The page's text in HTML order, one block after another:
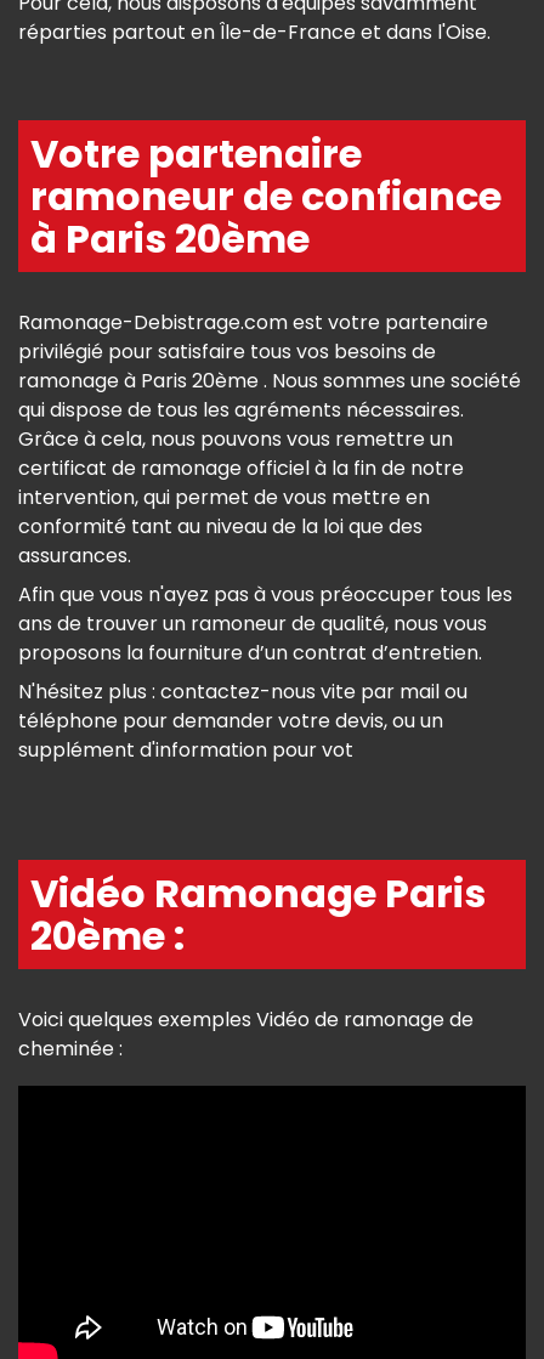
réparties partout en Île-de-France et dans l'Oise.
Votre partenaire
ramoneur de confiance
à Paris 20ème
Ramonage-Debistrage.com est votre partenaire
privilégié pour satisfaire tous vos besoins de
ramonage à Paris 20ème . Nous sommes une société
qui dispose de tous les agréments nécessaires.
Grâce à cela, nous pouvons vous remettre un
certificat de ramonage officiel à la fin de notre
intervention, qui permet de vous mettre en
conformité tant au niveau de la loi que des
assurances.
Afin que vous n'ayez pas à vous préoccuper tous les
ans de trouver un ramoneur de qualité, nous vous
proposons la fourniture d’un contrat d’entretien.
N'hésitez plus : contactez-nous vite par mail ou
téléphone pour demander votre devis, ou un
supplément d'information pour vot
Vidéo Ramonage Paris
20ème :
Voici quelques exemples Vidéo de ramonage de
cheminée :